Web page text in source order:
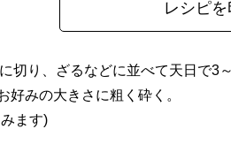
レシピ
切り、ざるなどに並べて天日で3
好みの大きさに粗く砕く。
ます)